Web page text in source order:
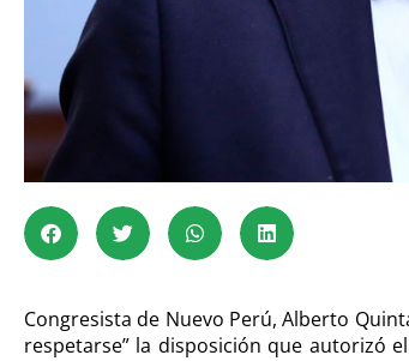
Congresista de Nuevo Perú, Alberto
respetarse” la disposición que autorizó